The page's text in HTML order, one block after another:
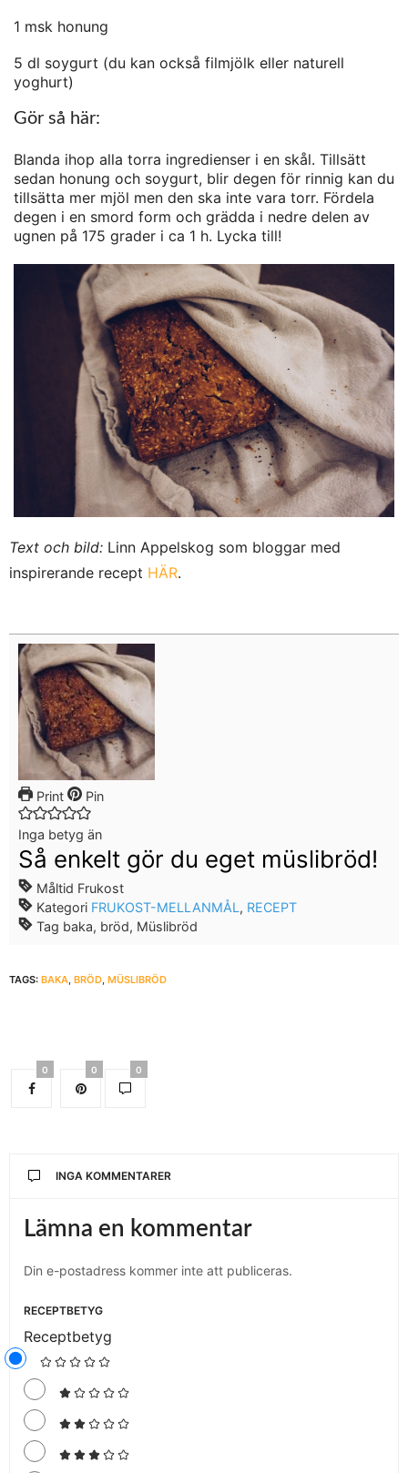
1 msk honung
5 dl soygurt (du kan också filmjölk eller naturell
yoghurt)
Gör så här:
Blanda ihop alla torra ingredienser i en skål. Tillsätt
sedan honung och soygurt, blir degen för rinnig kan du
tillsätta mer mjöl men den ska inte vara torr. Fördela
degen i en smord form och grädda i nedre delen av
ugnen på 175 grader i ca 1 h. Lycka till!
Text och bild: Linn Appelskog som bloggar med
inspirerande recept HÄR.
Print Pin
Inga betyg än
Så enkelt gör du eget müslibröd!
Måltid Frukost
Kategori FRUKOST-MELLANMÅL , RECEPT
Tag baka, bröd, Müslibröd
TAGS: BAKA, BRÖD, MÜSLIBRÖD
0 0 0
INGA KOMMENTARER
Lämna en kommentar
Din e-postadress kommer inte att publiceras.
RECEPTBETYG
Receptbetyg